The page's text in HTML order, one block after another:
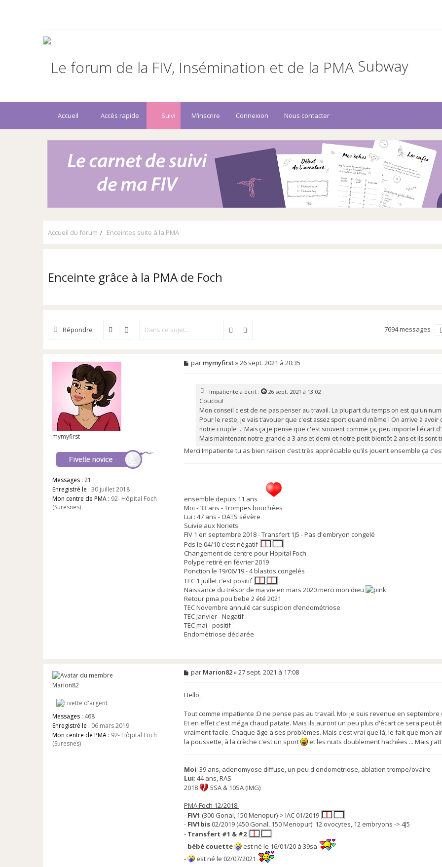
Subway
Accueil Accès rapide Suivi M’inscrire Connexion Nous contacter
Accueil du forum Enceintes suite à la PMA
Enceinte grâce à la PMA de Foch
Répondre Rechercher 7694 messages
mymyfirst
Messages : 21
Enregistré le : 30 juillet 2018
Mon centre de PMA : 92- Hôpital Foch
(Suresnes)
M
e
par mymyfirst»26 sept. 2021 à 20:35
Impatiente a écrit : 26 sept. 2021 à 13:02
Coucou!
Mon conseil c'est de ne pas penser au travail. La plupart du temps on est qu'un
Pour le reste, je vais t'avouer que c'est assez sport quand même ! On arrive à
notre couple ... Mais ça je pense que c'est souvent comme ça, peu importe l'écart
Mais maintenant notre grande a 3 ans et demi et notre petit bientôt 2 ans et ils sont
Merci Impatiente tu as bien raison c’est très appréciable qu’ils jouent ensemble ça
ensemble depuis 11 ans
Moi - 33 ans - Trompes bouchées
Lui : 47 ans - OATS sévère
Suivie aux Noriets
FIV 1 en septembre 2018 - Transfert 1J5 - Pas d'embryon congelé
Pds le 04/10 c'est négatif
Changement de centre pour Hopital Foch
Polype retiré en février 2019
Ponction le 19/06/19 - 4 blastos congelés
TEC 1 juillet c’est positif
Naissance du trésor de ma vie en mars 2020 merci mon dieu
Retour pma pou bebe 2 été 2021
TEC Novembre annulé car suspicion d’endométriose
TEC Janvier - Negatif
TEC mai - positif
Endométriose déclarée
Marion82
Messages : 468
Enregistré le : 06 mars 2019
Mon centre de PMA : 92- Hôpital Foch
(Suresnes)
M
e
s
e
n
o
par Marion82»27 sept. 2021 à 17:08
Hello,
Tout comme impatiente :D ne pense pas au travail. Moi je suis revenue en
Et en effet c'est méga chaud patate. Mais ils auront un peu plus d'écart ce sera peut
vraiment facile. Chaque âge a ses problèmes. Mais c'est vrai que là, le fait que mon
la poussette, à la crèche c'est un sport
et les nuits doublement hachées ... Mais
Moi: 39 ans, adenomyose diffuse, un peu d'endometriose, ablation trompe/ovaire
Lui: 44 ans, RAS
2018
5SA & 10SA (IMG)
PMA Foch 12/2018:
- FIV1 (300 Gonal, 150 Menopur)-> IAC 01/2019
- FIV1bis02/2019 (450 Gonal, 150 Menopur): 12 ovocytes, 12 embryons -> 4J5
- Transfert #1 & #2
- bébé couette
est né le 16/01/20 à 39sa
-
est né le 02/07/2021